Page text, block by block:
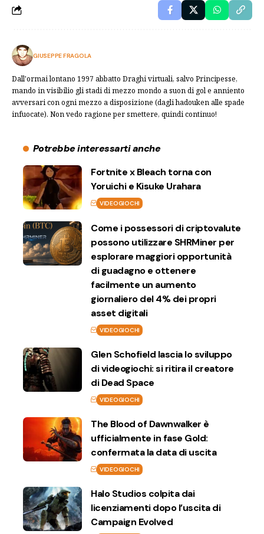
GIUSEPPE FRAGOLA
Dall'ormai lontano 1997 abbatto Draghi virtuali, salvo Principesse,
mando in visibilio gli stadi di mezzo mondo a suon di gol e anniento
avversari con ogni mezzo a disposizione (dagli hadouken alle spade
infuocate). Non vedo ragione per smettere, quindi continuo!
Potrebbe interessarti anche
Fortnite x Bleach torna con
Yoruichi e Kisuke Urahara
VIDEOGIOCHI
Come i possessori di criptovalute
possono utilizzare SHRMiner per
esplorare maggiori opportunità
di guadagno e ottenere
facilmente un aumento
giornaliero del 4% dei propri
asset digitali
VIDEOGIOCHI
Glen Schofield lascia lo sviluppo
di videogiochi: si ritira il creatore
di Dead Space
VIDEOGIOCHI
The Blood of Dawnwalker è
ufficialmente in fase Gold:
confermata la data di uscita
VIDEOGIOCHI
Halo Studios colpita dai
licenziamenti dopo l’uscita di
Campaign Evolved